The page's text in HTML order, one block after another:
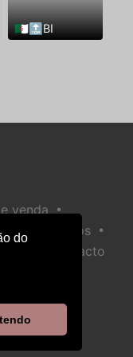
do
🇩🇿🔝BI
venda •
de Biscoitos •
Ajuda / Contacto